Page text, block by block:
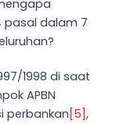
pasal dalam 7
1998 di saat
APBN
perbankan [5],